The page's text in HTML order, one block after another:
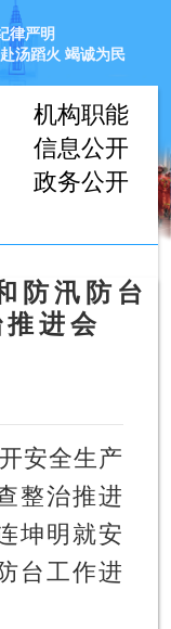
律严明
赴汤蹈火 竭诚为民
机构职能
信息公开
政务公开
防汛防台
进会
安全生产
整治推进
坤明就安
台工作进